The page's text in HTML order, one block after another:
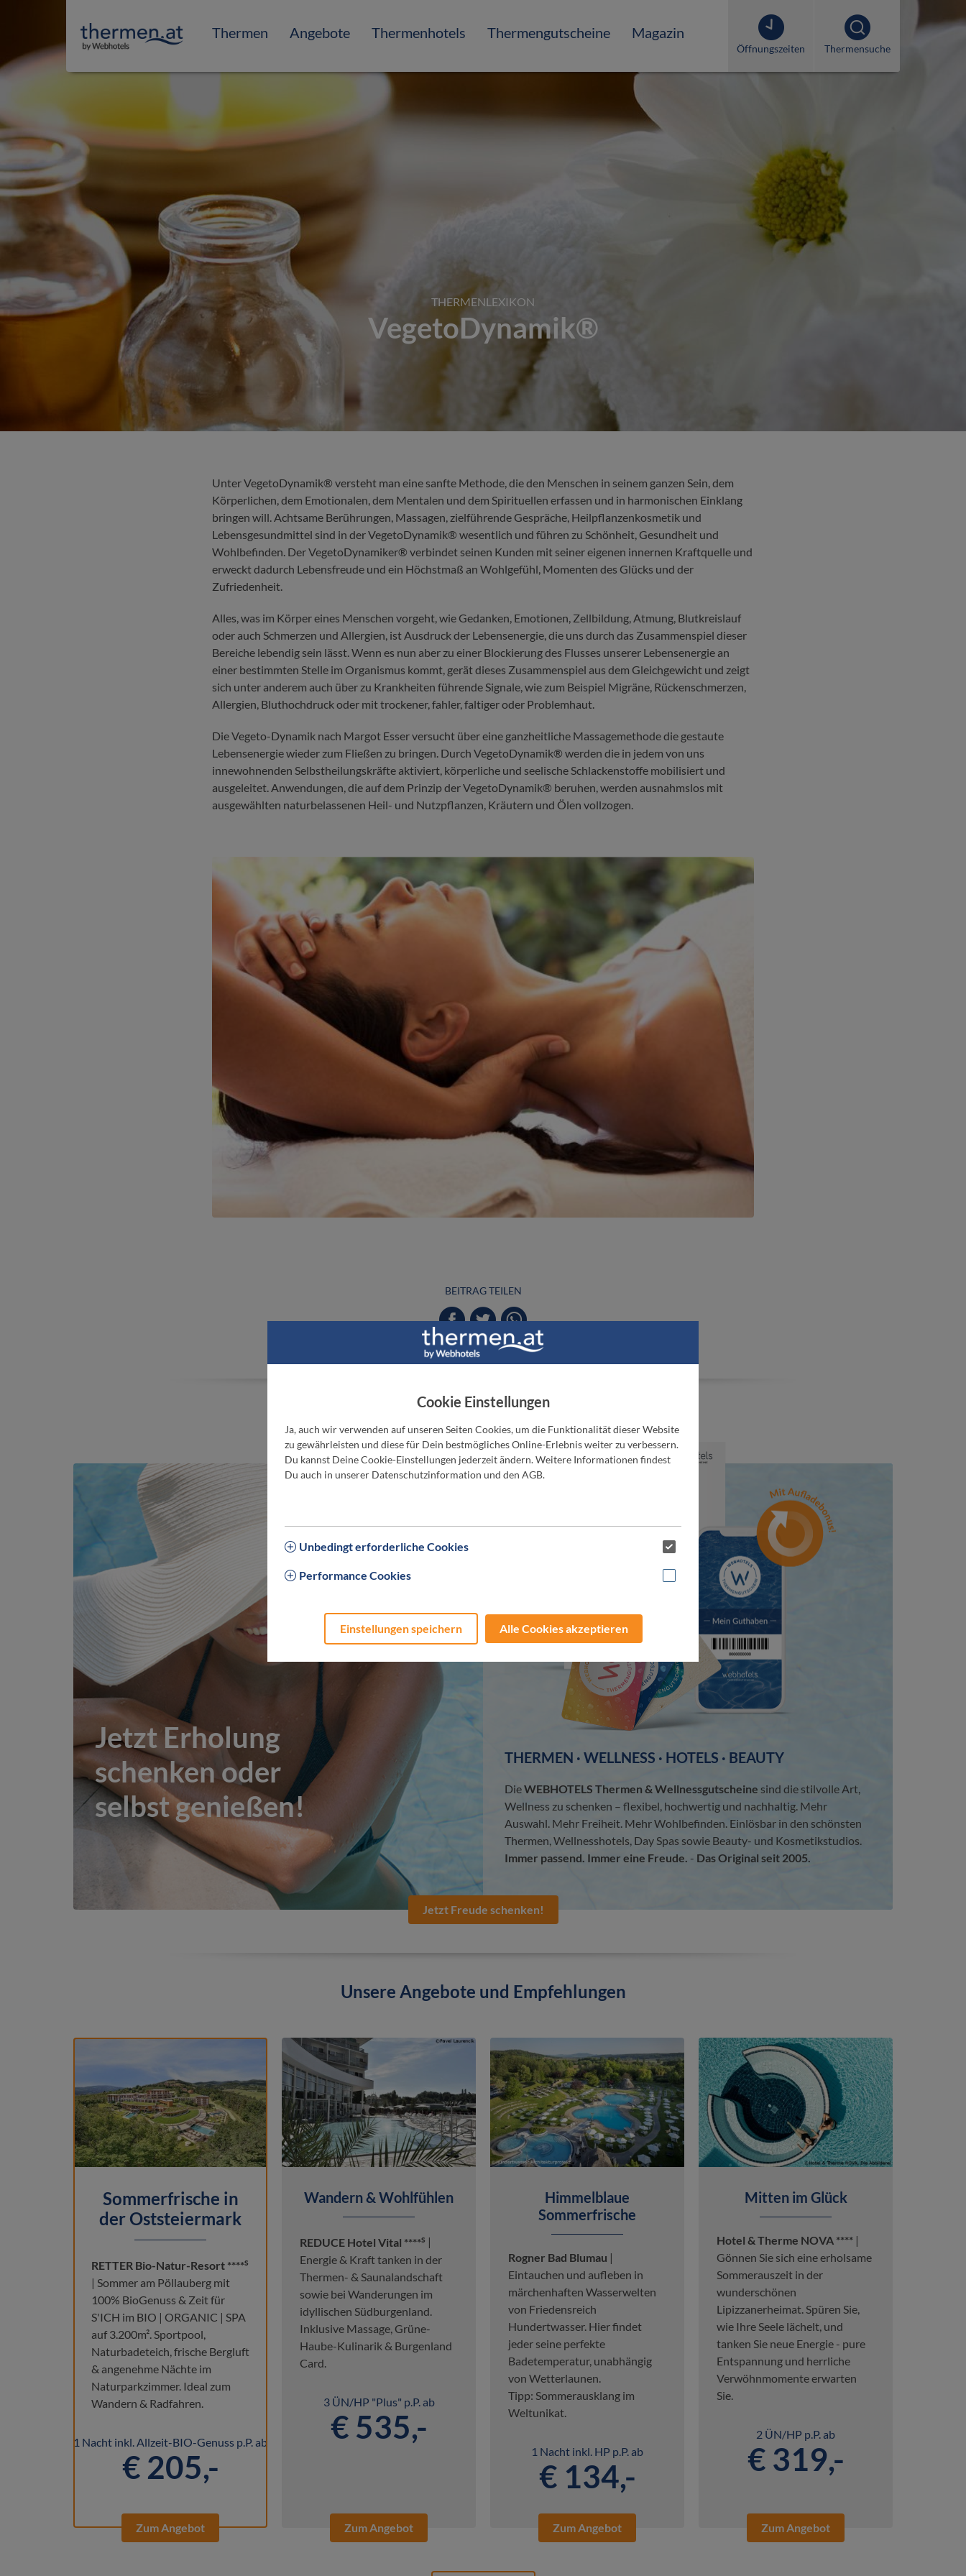
Öffnungszeiten Thermensuche
Thermen Angebote Thermenhotels Thermengutscheine Magazin
THERMENLEXIKON
VegetoDynamik®
Unter VegetoDynamik® versteht man eine sanfte Methode, die den Menschen in seinem ganzen Sein, dem
Körperlichen, dem Emotionalen, dem Mentalen und dem Spirituellen erfassen und in harmonischen Einklang
bringen will. Achtsame Berührungen, Massagen, zielführende Gespräche, Heilpflanzenkosmetik und
Lebensgesundmittel sind in der VegetoDynamik® wesentlich und führen zu Schönheit, Gesundheit und
Wohlbefinden. Der VegetoDynamiker® verbindet seinen Kunden mit seiner eigenen innernen Kraftquelle und
erweckt dadurch Lebensfreude und ein Höchstmaß an Wohlgefühl, Momenten des Glücks und der
Zufriedenheit.
Alles, was im Körper eines Menschen vorgeht, wie Gedanken, Emotionen, Zellbildung, Atmung, Blutkreislauf
oder auch Schmerzen und Allergien, ist Ausdruck der Lebensenergie, die uns durch das Zusammenspiel dieser
Bereiche lebendig sein lässt. Wenn es nun aber zu einer Blockierung des Flusses unserer Lebensenergie an
einer bestimmten Stelle im Organismus kommt, gerät dieses Zusammenspiel aus dem Gleichgewicht und zeigt
sich unter anderem auch über zu Krankheiten führende Signale, wie zum Beispiel Migräne, Rückenschmerzen,
Allergien, Bluthochdruck oder mit trockener, fahler, faltiger oder Problemhaut.
Die Vegeto-Dynamik nach Margot Esser versucht über eine ganzheitliche Massagemethode die gestaute
Lebensenergie wieder zum Fließen zu bringen. Durch VegetoDynamik® werden die in jedem von uns
innewohnenden Selbstheilungskräfte aktiviert, körperliche und seelische Schlackenstoffe mobilisiert und
ausgeleitet. Anwendungen, die auf dem Prinzip der VegetoDynamik® beruhen, werden ausnahmslos mit
ausgewählten naturbelassenen Heil- und Nutzpflanzen, Kräutern und Ölen vollzogen.
BEITRAG TEILEN
WEBHOTELS Thermen & Wellnessgutscheine
Jetzt Erholung
schenken oder
selbst genießen!
THERMEN · WELLNESS · HOTELS · BEAUTY
DieWEBHOTELS Thermen & Wellnessgutscheine sind die stilvolle Art,
Wellness zu schenken – flexibel, hochwertig und nachhaltig. Mehr
Auswahl. Mehr Freiheit. Mehr Wohlbefinden. Einlösbar in den schönsten
Thermen, Wellnesshotels, Day Spas sowie Beauty- und Kosmetikstudios.
Immer passend. Immer eine Freude. - Das Original seit 2005.
Jetzt Freude schenken!
Unsere Angebote und Empfehlungen
Sommerfrische in
der Oststeiermark
RETTER Bio-Natur-Resort ****s
| Sommer am Pöllauberg mit
100% BioGenuss & Zeit für
S'ICH im BIO | ORGANIC | SPA
auf 3.200m². Sportpool,
Naturbadeteich, frische Bergluft
& angenehme Nächte im
Naturparkzimmer. Ideal zum
Wandern & Radfahren.
1 Nacht inkl. Allzeit-BIO-Genuss p.P. ab
€ 205,-
Zum Angebot
Wandern & Wohlfühlen
REDUCE Hotel Vital ****s |
Energie & Kraft tanken in der
Thermen- & Saunalandschaft
sowie bei Wanderungen im
idyllischen Südburgenland.
Inklusive Massage, Grüne-
Haube-Kulinarik & Burgenland
Card.
3 ÜN/HP "Plus" p.P. ab
€ 535,-
Zum Angebot
Himmelblaue
Sommerfrische
Rogner Bad Blumau |
Eintauchen und aufleben in
märchenhaften Wasserwelten
von Friedensreich
Hundertwasser. Hier findet
jeder seine perfekte
Badetemperatur, unabhängig
von Wetterlaunen.
Tipp: Sommerausklang im
Weltunikat.
1 Nacht inkl. HP p.P. ab
€ 134,-
Zum Angebot
Mitten im Glück
Hotel & Therme NOVA **** |
Gönnen Sie sich eine erholsame
Sommerauszeit in der
wunderschönen
Lipizzanerheimat. Spüren Sie,
wie Ihre Seele lächelt, und
tanken Sie neue Energie - pure
Entspannung und herrliche
Verwöhnmomente erwarten
Sie.
2 ÜN/HP p.P. ab
€ 319,-
Zum Angebot
Cookie Einstellungen
Ja, auch wir verwenden auf unseren Seiten Cookies, um die Funktionalität dieser Website
zu gewährleisten und diese für Dein bestmögliches Online-Erlebnis weiter zu verbessern.
Du kannst Deine Cookie-Einstellungen jederzeit ändern. Weitere Informationen findest
Du auch in unserer Datenschutzinformation und den AGB.
Unbedingt erforderliche Cookies
Performance Cookies
Einstellungen speichern Alle Cookies akzeptieren